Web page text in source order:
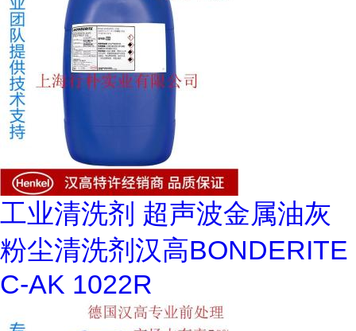
工业清洗剂 超声波金属油灰
粉尘清洗剂汉高BONDERITE
C-AK 1022R